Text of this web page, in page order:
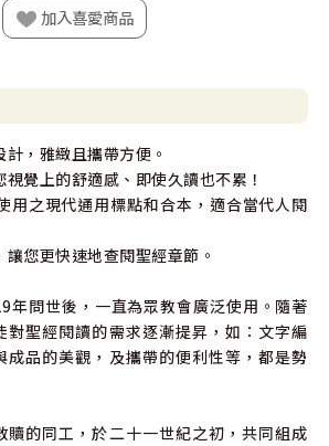
加入喜愛商品
，雅緻且攜帶方便。
覺上的舒適感、即使久讀也不累！
之現代通用標點和合本，適合當代人閱
您更快速地查閱聖經章節。
年問世後，一直為眾教會廣泛使用。隨著
對聖經閱讀的需求逐漸提昇，如：文字編
成品的美觀，及攜帶的便利性等，都是勢
贖的同工，於二十一世紀之初，共同組成